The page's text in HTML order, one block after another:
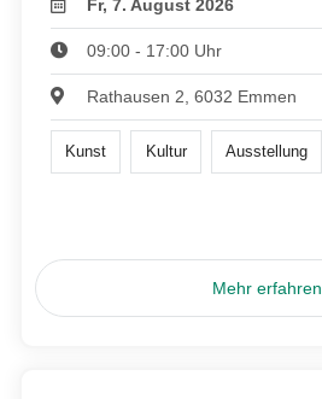
Fr, 7. August 2026
09:00 - 17:00 Uhr
Rathausen 2, 6032 Emmen
Kunst Kultur Ausstellung
Mehr erfahren